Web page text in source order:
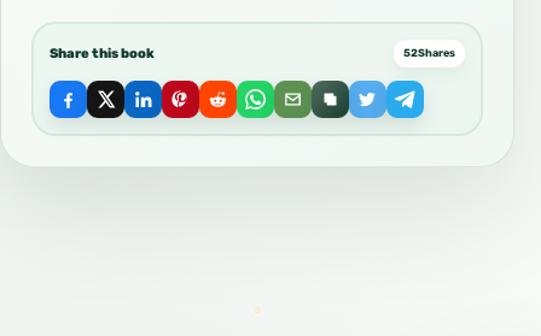
Share this book 52Shares